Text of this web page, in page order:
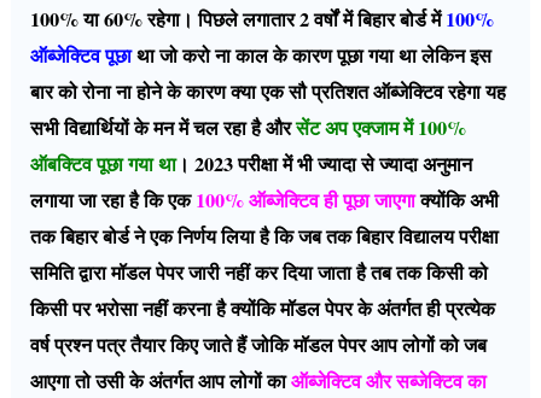
100% या 60% रहेगा। पिछले लगातार 2 वर्षों में बिहार बोर्ड में100%
ऑब्जेक्टिव पूछाथा जो करो ना काल के कारण पूछा गया था लेकिन इस
बार को रोना ना होने के कारण क्या एक सौ प्रतिशत ऑब्जेक्टिव रहेगा यह
सभी विद्यार्थियों के मन में चल रहा है औरसेंट अप एक्जाम में 100%
ऑबक्टिव पूछा गया था। 2023 परीक्षा में भी ज्यादा से ज्यादा अनुमान
लगाया जा रहा है कि एक100% ऑब्जेक्टिव ही पूछा जाएगाक्योंकि अभी
तक बिहार बोर्ड ने एक निर्णय लिया है कि जब तक बिहार विद्यालय परीक्षा
समिति द्वारा मॉडल पेपर जारी नहीं कर दिया जाता है तब तक किसी को
किसी पर भरोसा नहीं करना है क्योंकि मॉडल पेपर के अंतर्गत ही प्रत्येक
वर्ष प्रश्न पत्र तैयार किए जाते हैं जोकि मॉडल पेपर आप लोगों को जब
आएगा तो उसी के अंतर्गत आप लोगों काऑब्जेक्टिव और सब्जेक्टिव का